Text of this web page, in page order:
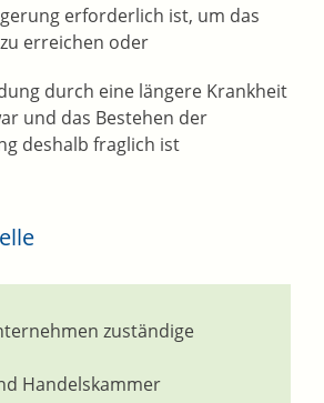
erforderlich ist, um das
erreichen oder
durch eine längere Krankheit
und das Bestehen der
deshalb fraglich ist
zuständige
Handelskammer